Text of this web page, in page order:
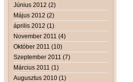
Június 2012 (2)
Május 2012 (2)
április 2012 (1)
November 2011 (4)
Október 2011 (10)
Szeptember 2011 (7)
Március 2011 (1)
Augusztus 2010 (1)